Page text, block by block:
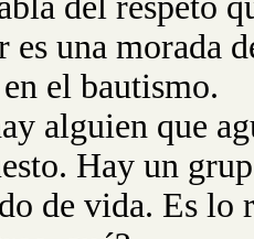
es una morada
el bautismo.
alguien que
Hay un
de vida. Es lo